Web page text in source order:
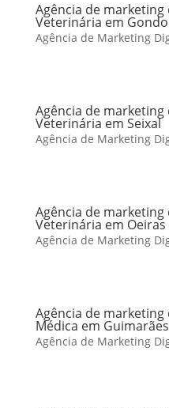
Agência de
Veterinária em
Agência de Marketing
Agência de
Veterinária em Seixal
Agência de Marketing
Agência de
Veterinária em Oeiras
Agência de Marketing
Agência de
Médica em Guimarães
Agência de Marketing